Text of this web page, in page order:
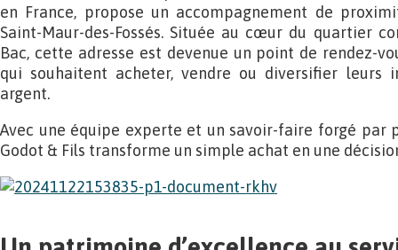
en France, propose un accompagnement de
Saint-Maur-des-Fossés. Située au cœur du quartier
Bac, cette adresse est devenue un point de rendez-
qui souhaitent acheter, vendre ou diversifier leurs
argent.
Avec une équipe experte et un savoir-faire forgé par
Godot & Fils transforme un simple achat en une